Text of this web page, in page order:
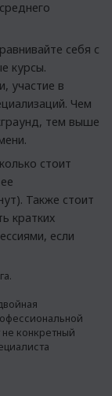
себя с
курсы.
участие в
Чем
тем выше
стоит
Также стоит
кратких
если
конкретный